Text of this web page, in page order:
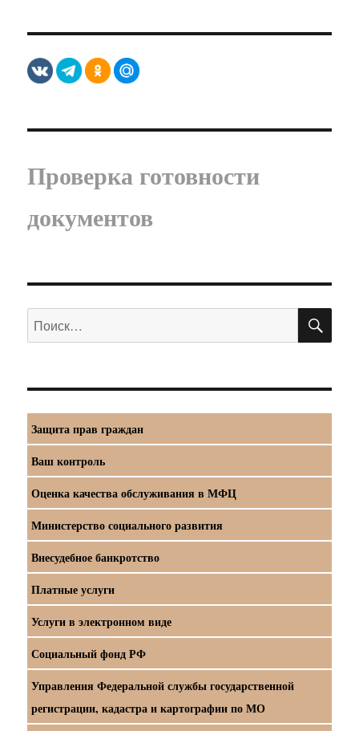
Проверка готовности
документов
Искать:
Защита прав граждан
Ваш контроль
Оценка качества обслуживания в МФЦ
Министерство социального развития
Внесудебное банкротство
Платные услуги
Услуги в электронном виде
Социальный фонд РФ
Управления Федеральной службы государственной
регистрации, кадастра и картографии по МО